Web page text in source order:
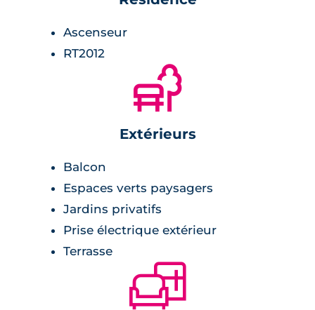
Ascenseur
RT2012
🌲
Extérieurs
Balcon
Espaces verts paysagers
Jardins privatifs
Prise électrique extérieur
Terrasse
🛋